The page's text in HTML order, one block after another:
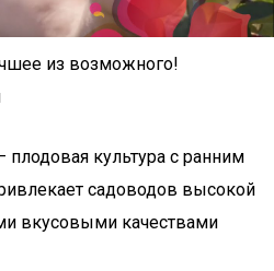
из возможного!
культура с ранним
садоводов высокой
вкусовыми качествами